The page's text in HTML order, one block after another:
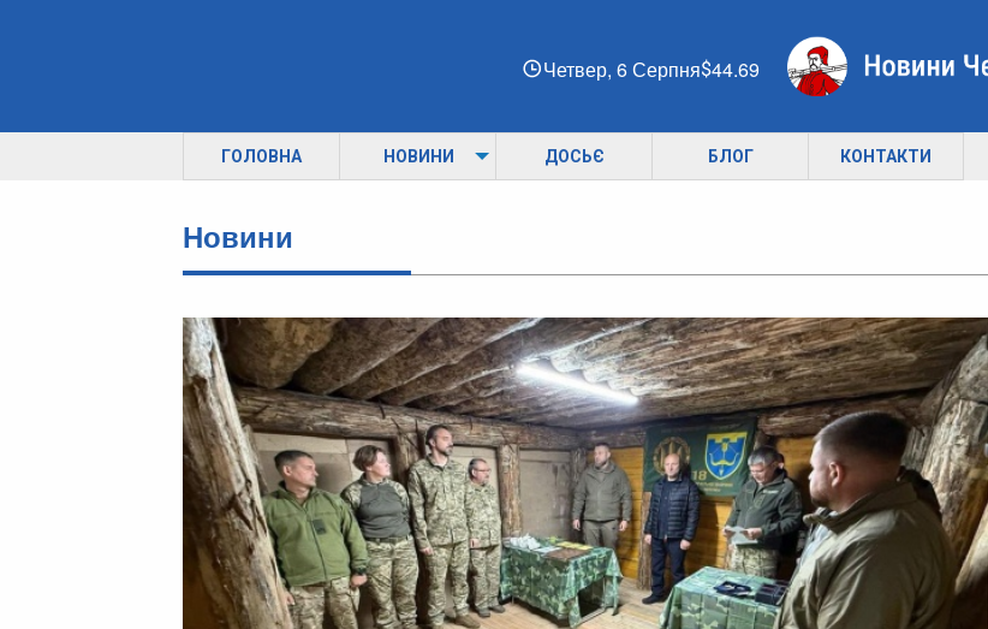
Четвер, 6 Серпня 44.69
ГОЛОВНА НОВИНИ ДОСЬЄ БЛОГ КОНТАКТИ
Новини